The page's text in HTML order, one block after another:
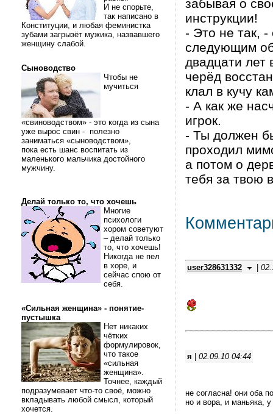
И не спорьте,
так написано в
Конституции, и любая феминистка
зубами загрызёт мужика, назвавшего
женщину слабой.
Сыноводство
Чтобы не
мучиться
«свиноводством» - это когда из сына
уже вырос свин - полезно
заниматься «сыноводством»,
пока есть шанс воспитать из
маленького мальчика достойного
мужчину.
Делай только то, что хочешь
Многие
психологи
хором советуют
– делай только
то, что хочешь!
Никогда не пел
в хоре, и
сейчас спою от
себя.
«Сильная женщина» - понятие-
пустышка
Нет никаких
чётких
формулировок,
что такое
«сильная
женщина».
Точнее, каждый
подразумевает что-то своё, можно
вкладывать любой смысл, который
хочется.
забывая о
инструкции!
- Это не так, -
следующим
двадцати лет
черёд
клал в кучу
- А как же
игрок.
- Ты должен
проходил
а потом о
тебя за твою
user328631332
я 02.09.10 04:44
не согласна! они оба
но и вора, и маньяка, у